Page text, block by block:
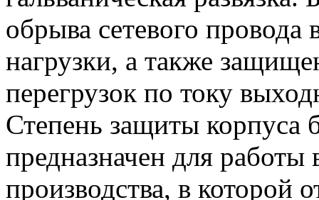
обрыва сетевого
нагрузки, а также
перегрузок по току
Степень защиты корпуса
предназначен для
производства, в которой